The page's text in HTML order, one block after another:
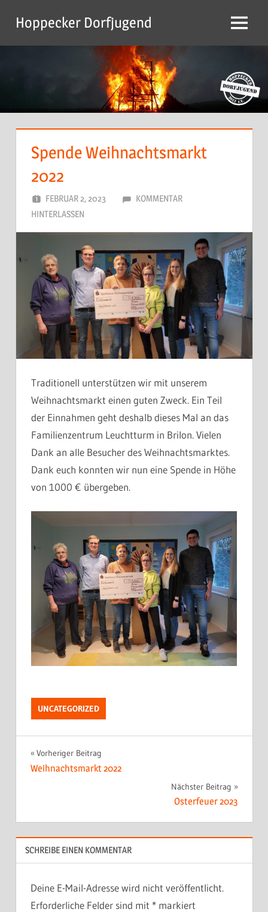
Inhalt
springen
Hoppecker Dorfjugend Menu
Spende Weihnachtsmarkt
2022
FEBRUAR 2, 2023 DORFJUGEND
KOMMENTAR
HINTERLASSEN
Traditionell unterstützen wir mit unserem
Weihnachtsmarkt einen guten Zweck. Ein Teil
der Einnahmen geht deshalb dieses Mal an das
Familienzentrum Leuchtturm in Brilon. Vielen
Dank an alle Besucher des Weihnachtsmarktes.
Dank euch konnten wir nun eine Spende in Höhe
von 1000 € übergeben.
UNCATEGORIZED
Beitragsnavigation
Vorheriger Beitrag
Weihnachtsmarkt 2022
Nächster Beitrag
Osterfeuer 2023
SCHREIBE EINEN KOMMENTAR
Deine E-Mail-Adresse wird nicht veröffentlicht.
Erforderliche Felder sind mit *markiert